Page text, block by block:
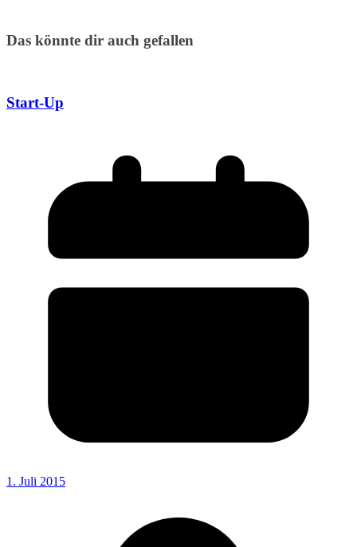
Das könnte dir auch gefallen
Start-Up
1. Juli 2015